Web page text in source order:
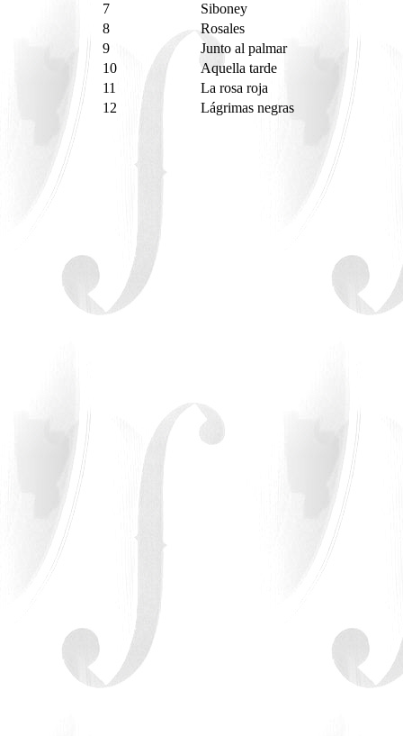
7
Siboney
8
Rosales
9
Junto al palmar
10
Aquella tarde
11
La rosa roja
12
Lágrimas negras